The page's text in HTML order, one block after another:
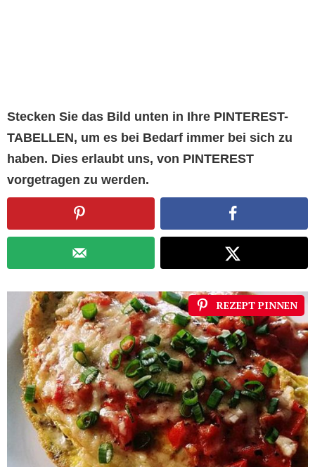
Stecken Sie das Bild unten in Ihre PINTEREST-
TABELLEN, um es bei Bedarf immer bei sich zu
haben. Dies erlaubt uns, von PINTEREST
vorgetragen zu werden.
REZEPT PINNEN